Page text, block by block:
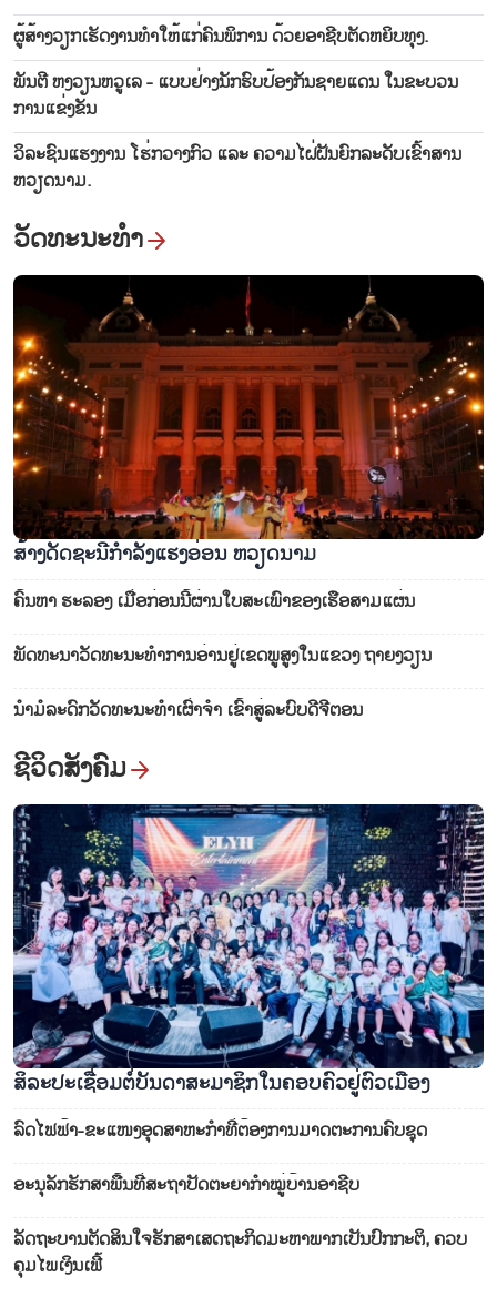
ຜູ້​ສ້າງວຽກ​ເຮັດ​ງານ​ທ​ຳ​ໃຫ້ແກ່​ຄົນ​ພິ​ການ​ ດ້ວຍ​ອາ​ຊີບ​ຕັດ​ຫຍິບ​ທຸງ.
ພັນ​ຕີ ຫງວຽນ​ຫວູ​ເລ - ແບບ​ຢ່າງ​ນັກ​ຮົບ​ປ້ອງ​ກັນ​ຊາຍ​ແດນ​ ໃນ​ຂະ​ບວນ​
ການ​ແຂ່ງ​ຂັນ
ວິ​ລະ​ຊົນ​ແຮງ​ງານ ໂຮ່ກວາງ​ກົວ ແລະ ຄວາມ​ໄຝ່​ຝັນ​ຍົກ​ລະ​ດັບ​ເຂົ້າ​ສານ
ຫວຽດ​ນາມ.
ວັດທະນະທໍາ
ສ້າງ​ດັດ​ຊະ​ນີ​ກຳ​ລັງ​ແຮງ​ອ່ອນ ຫວຽດ​ນາມ
ຄົ້ນ​ຫາ ຮ​ະ​ລອງ ເມື່ອ​ກ່ອນນີ້​ຜ່າ​ນໃບ​ສະ​ເພົາ​ຂອງ​ເຮືອ​ສາມ​ແຜ່ນ
ພັດ​ທະ​ນາ​ວັດ​ທະ​ນະ​ທຳ​ການ​ອ່ານ​ຢູ່​ເຂດ​ພູ​ສູງ​ໃ​ນ​ແຂວງ ຖາຍງວຽ​ນ
ນຳ​ມໍ​ລະ​ດົກ​ວັດ​ທະ​ນະ​ທ​ຳ​ເຜົ່າ​ຈຳ ເຂົ້າ​ສູ່​ລະ​ບົບ​ດີ​ຈີ​ຕອນ
ຊີ​ວິດ​ສັງ​ຄົມ
ສິ​ລະ​ປະ​ເຊື່ອມ​ຕໍ່​ບັນ​ດາ​ສະ​ມາ​ຊິກ​ໃນ​ຄອບ​ຄົວ​ຢູ່​ຕົວ​ເມືອງ
ລົດ​ໄຟ​ຟ້າ-ຂະ​ແໜງ​ອຸດ​ສາ​ຫະ​ກຳ​ທີ່​ຕ້ອງ​ການ​ມາດ​ຕະ​ການ​ຄົບ​ຊຸດ
ອະ​ນຸ​ລັກ​ຮັກ​ສາ​ພື້ນ​ທີ່​ສະ​ຖາ​ປັດ​ຕະ​ຍາ​ກຳ​ໝູ່​ບ້ານ​ອາ​ຊີບ
ລັດ​ຖະ​ບານ​ຕັດ​ສິນ​ໃຈ​ຮັກ​ສາ​ເສດ​ຖະ​ກິດ​ມະ​ຫາ​ພາກ​ເປັນ​ປົກ​ກະ​ຕິ, ຄວບ​
ຄຸມ​ໄພ​ເງິນ​ເຟີ້